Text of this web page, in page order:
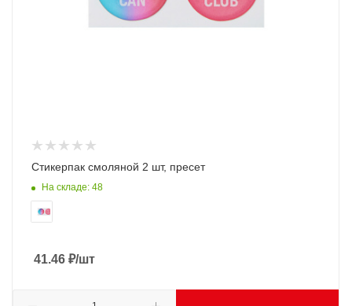
Стикерпак смоляной 2 шт, пресет
На складе: 48
41.46 ₽/шт